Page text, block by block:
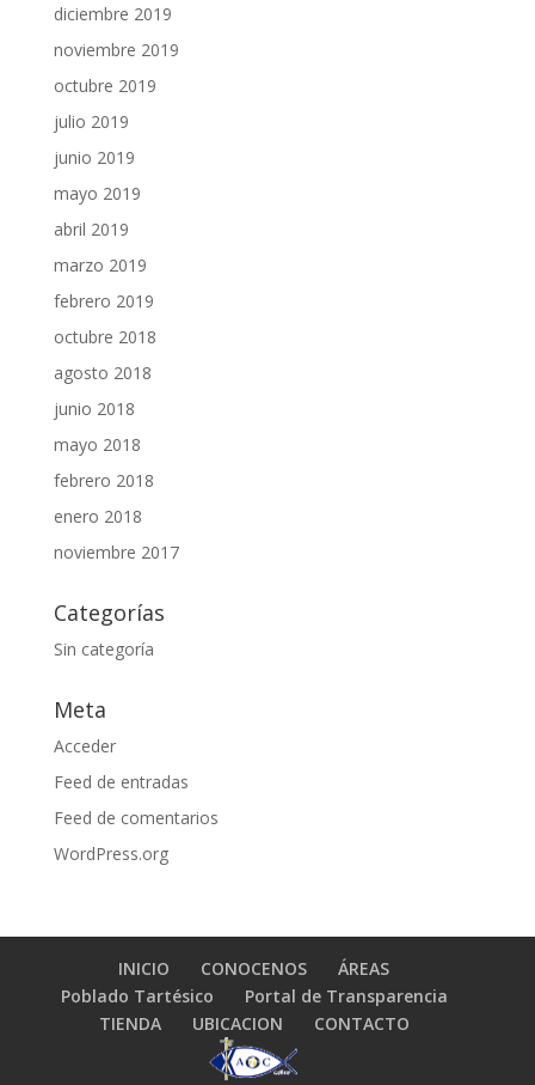
diciembre 2019
noviembre 2019
octubre 2019
julio 2019
junio 2019
mayo 2019
abril 2019
marzo 2019
febrero 2019
octubre 2018
agosto 2018
junio 2018
mayo 2018
febrero 2018
enero 2018
noviembre 2017
Categorías
Sin categoría
Meta
Acceder
Feed de entradas
Feed de comentarios
WordPress.org
INICIO CONOCENOS
ÁREAS
Poblado Tartésico
Portal de Transparencia
TIENDA
UBICACION CONTACTO